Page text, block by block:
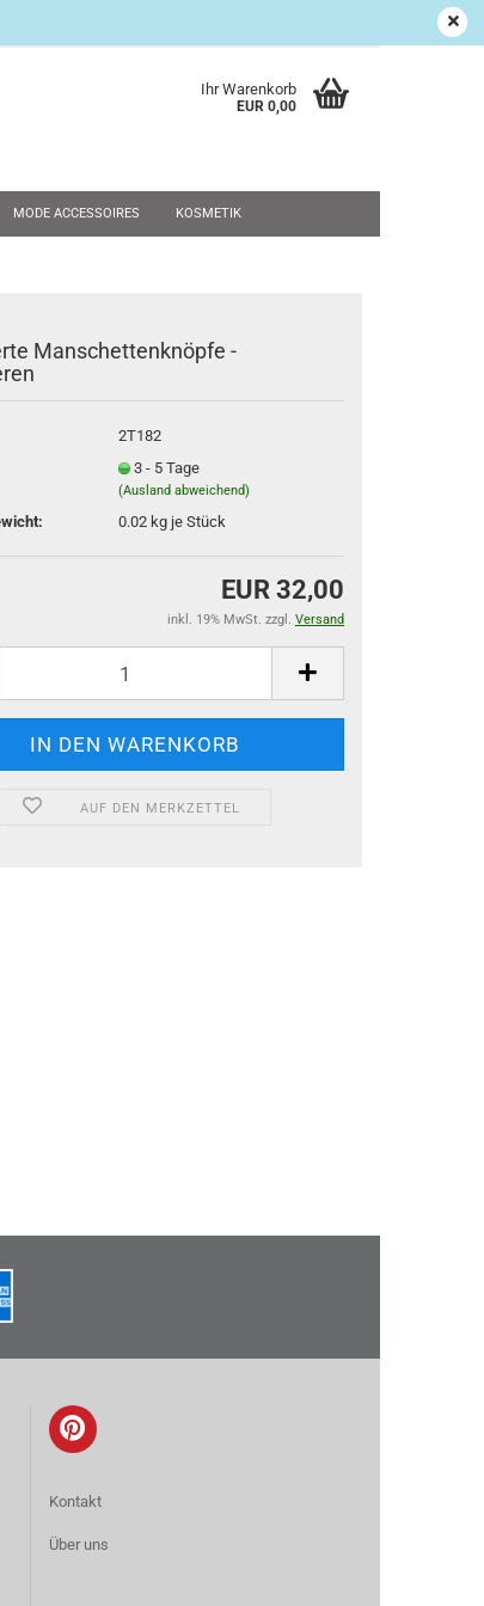
Ihr Warenkorb
EUR 0,00
MODE ACCESSOIRES KOSMETIK
Manschettenknöpfe -
2T182
3 - 5 Tage
(Ausland abweichend)
0.02kg je Stück
EUR 32,00
inkl. 19% MwSt. zzgl. Versand
AUF DEN MERKZETTEL
Kontakt
Über uns